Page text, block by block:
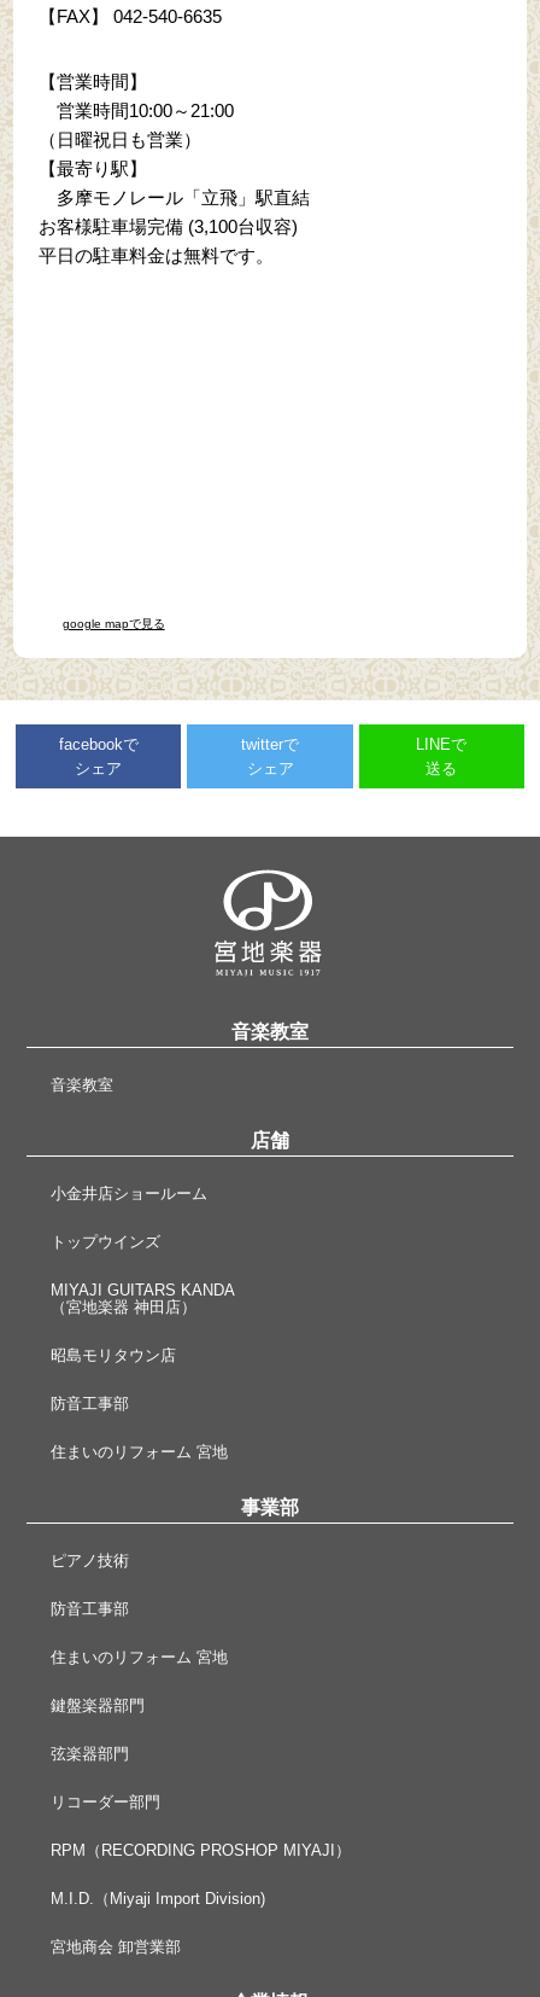
【FAX】 042-540-6635
【営業時間】
営業時間10:00～21:00
（日曜祝日も営業）
【最寄り駅】
多摩モノレール「立飛」駅直結
お客様駐車場完備 (3,100台収容)
平日の駐車料金は無料です。
google mapで見る
facebookで
シェア
twitterで
シェア
LINEで
送る
音楽教室
音楽教室
店舗
小金井店ショールーム
トップウインズ
MIYAJI GUITARS KANDA
（宮地楽器 神田店）
昭島モリタウン店
防音工事部
住まいのリフォーム 宮地
事業部
ピアノ技術
防音工事部
住まいのリフォーム 宮地
鍵盤楽器部門
弦楽器部門
リコーダー部門
RPM（RECORDING PROSHOP MIYAJI）
M.I.D.（Miyaji Import Division)
宮地商会 卸営業部